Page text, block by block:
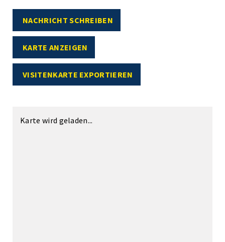
NACHRICHT SCHREIBEN
KARTE ANZEIGEN
VISITENKARTE EXPORTIEREN
Karte wird geladen...